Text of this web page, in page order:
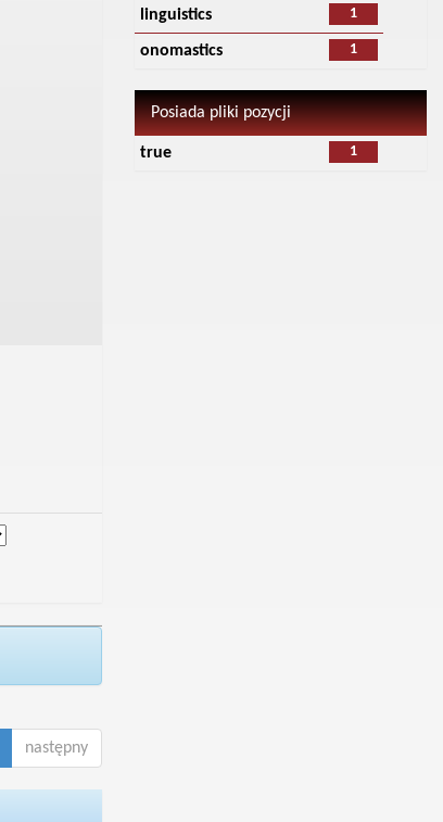
następny
1
linguistics
1
onomastics
Posiada pliki pozycji
1
true